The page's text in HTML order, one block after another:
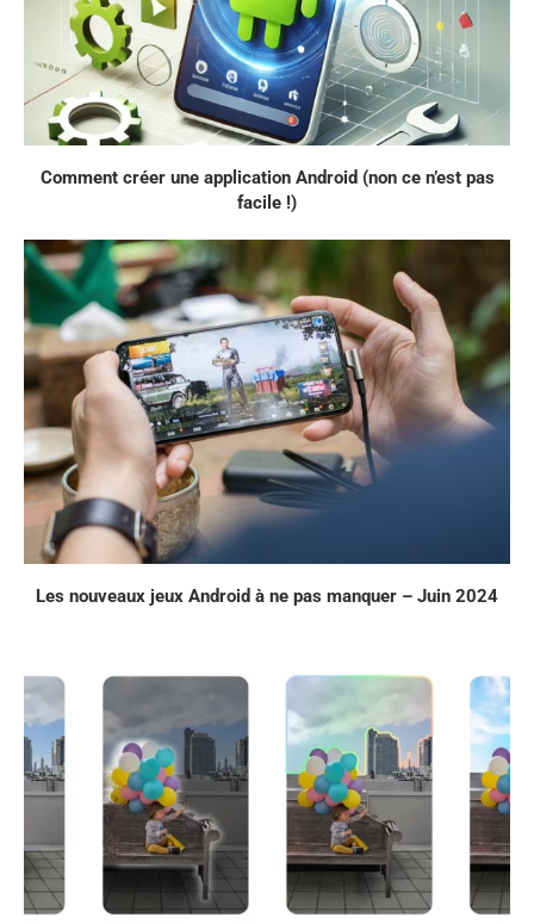
Comment créer une application Android (non ce n’est pas
facile !)
Les nouveaux jeux Android à ne pas manquer – Juin 2024